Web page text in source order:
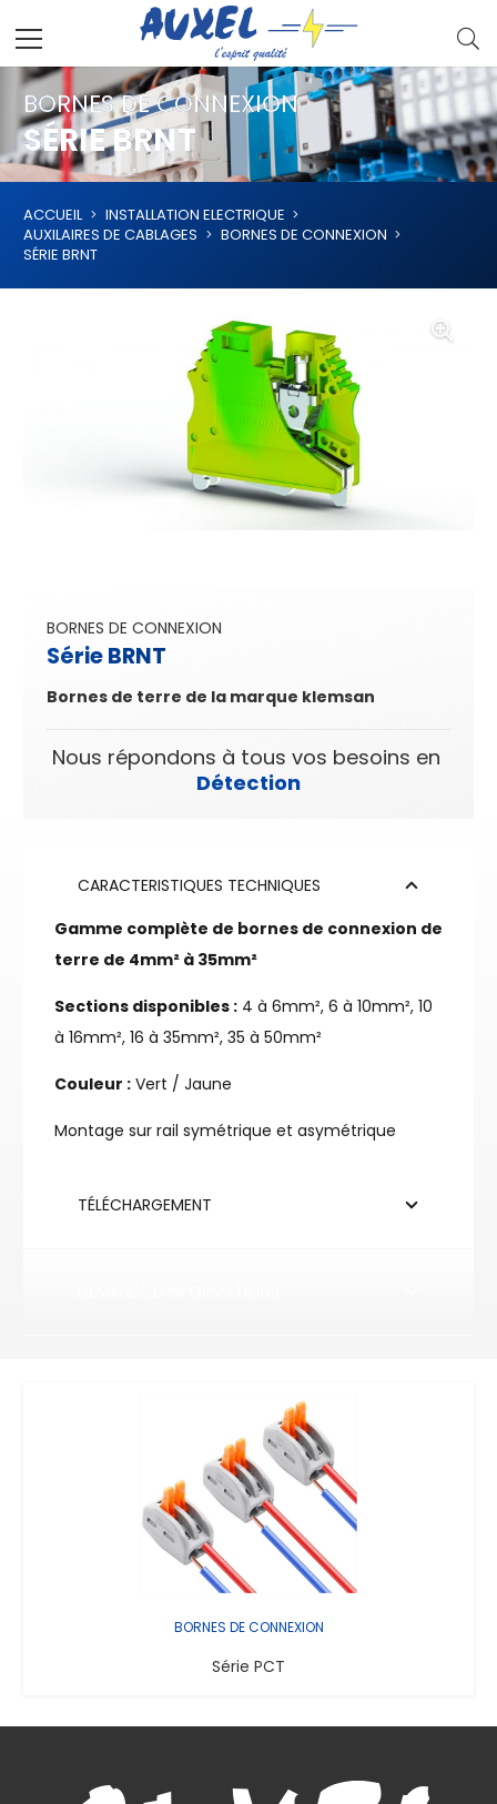
BORNES DE CONNEXION
SÉRIE BRNT
ACCUEIL
INSTALLATION ELECTRIQUE
AUXILAIRES DE CABLAGES
BORNES DE CONNEXION
SÉRIE BRNT
BORNES DE CONNEXION
Série BRNT
Bornes de terre de la marque klemsan
Nous répondons à tous vos besoins en
Eclairage
Détection
CARACTERISTIQUES TECHNIQUES
Gamme complète de bornes de connexion de
terre de 4mm² à 35mm²
Sections disponibles : 4 à 6mm², 6 à 10mm², 10
à 16mm², 16 à 35mm², 35 à 50mm²
Couleur : Vert / Jaune
Montage sur rail symétrique et asymétrique
TÉLÉCHARGEMENT
BORNES DE CONNEXION
Série PCT